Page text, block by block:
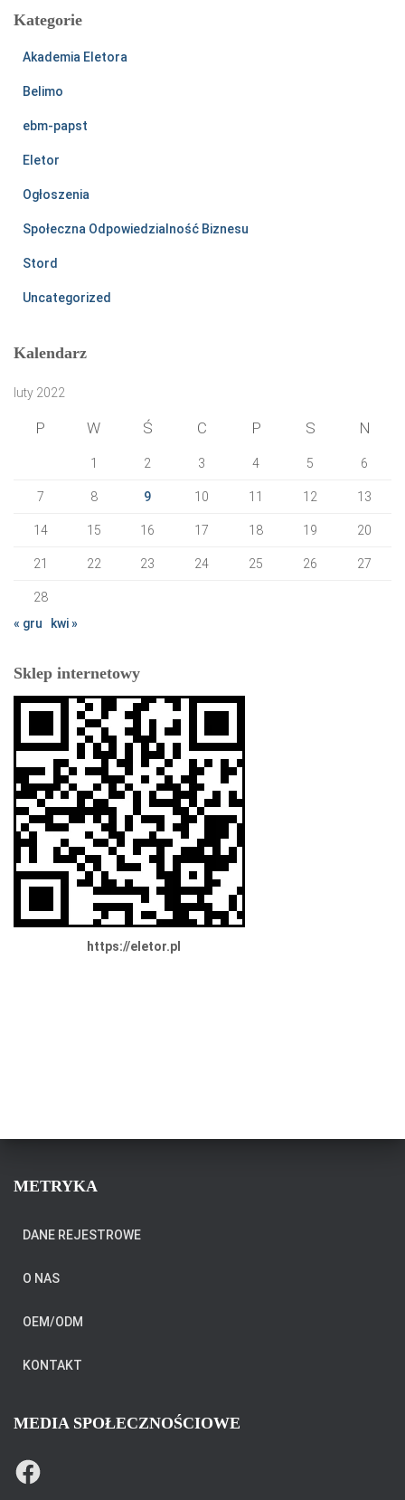
Kategorie
Akademia Eletora
Belimo
ebm-papst
Eletor
Ogłoszenia
Społeczna Odpowiedzialność Biznesu
Stord
Uncategorized
Kalendarz
luty 2022
P W Ś C P S N
1 2 3 4 5 6
7 8 9 10 11 12 13
14 15 16 17 18 19 20
21 22 23 24 25 26 27
28
« gru
kwi »
Sklep internetowy
https://eletor.pl
METRYKA
DANE REJESTROWE
O NAS
OEM/ODM
KONTAKT
MEDIA SPOŁECZNOŚCIOWE
F
A